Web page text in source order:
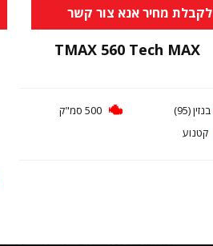
לקבלת מחיר אנא צור קשר
TMAX 560 Tech MAX
בנזין (95)
500 סמ"ק
קטנוע